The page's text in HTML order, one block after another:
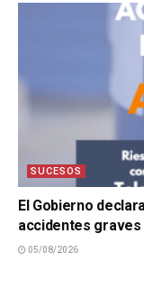
SUCESOS
El Gobierno
accidentes graves
05/08/2026